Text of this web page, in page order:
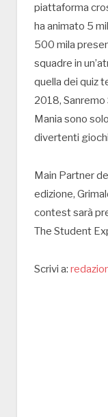
piattaforma
ha animato 5
500 mila
squadre in
quella dei quiz
2018, Sanremo
Mania sono
divertenti
Main Partner
edizione,
contest sarà
The Student
Scrivi a: